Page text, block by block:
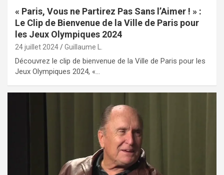
« Paris, Vous ne Partirez Pas Sans l’Aimer ! » :
Le Clip de Bienvenue de la Ville de Paris pour
les Jeux Olympiques 2024
24 juillet 2024 Guillaume L.
Découvrez le clip de bienvenue de la Ville de Paris pour les
Jeux Olympiques 2024, «…